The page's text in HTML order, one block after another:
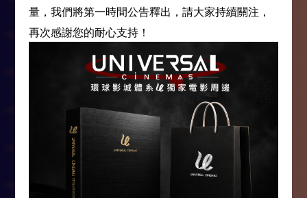
量，我們將第一時間公告釋出，請大家持續關注，
再次感謝您的耐心支持！